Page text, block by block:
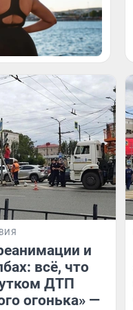
и
всё, что
ДТП
огонька» —